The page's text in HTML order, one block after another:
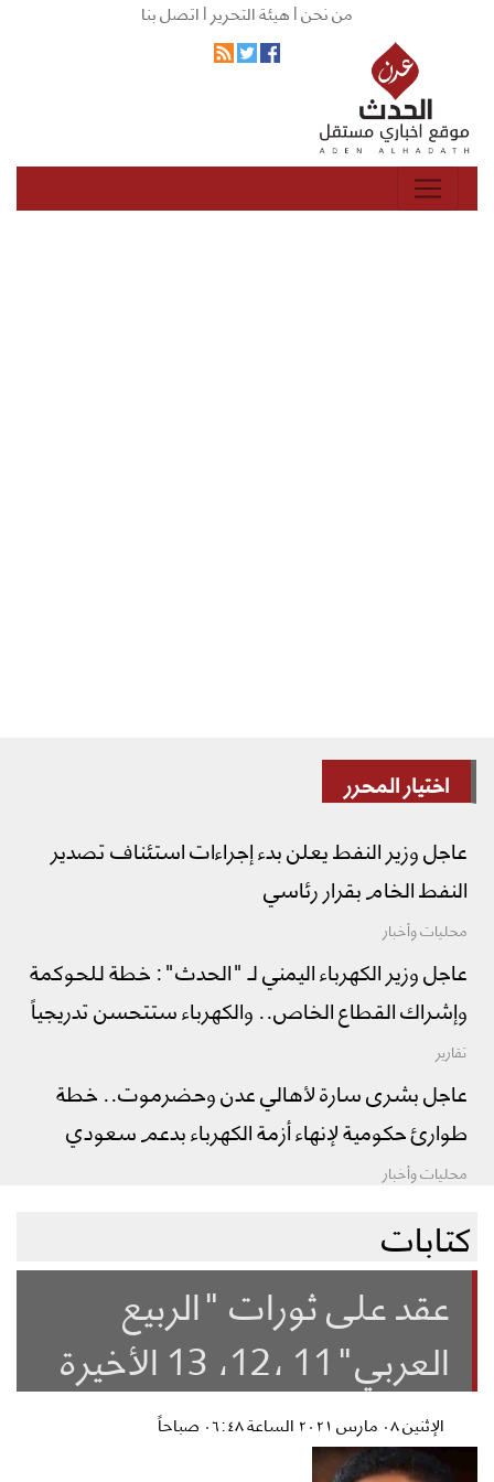
من نحن |هيئة التحرير |اتصل بنا
اختيار المحرر
عاجل وزير النفط يعلن بدء إجراءات استئناف تصدير
النفط الخام بقرار رئاسي
محليات وأخبار
عاجل وزير الكهرباء اليمني لـ "الحدث": خطة للحوكمة
وإشراك القطاع الخاص.. والكهرباء ستتحسن تدريجياً
تقارير
عاجل بشرى سارة لأهالي عدن وحضرموت.. خطة
طوارئ حكومية لإنهاء أزمة الكهرباء بدعم سعودي
محليات وأخبار
كتابات
عقد على ثورات "الربيع
العربي"11 ،12، 13 الأخيرة
الإثنين ٠٨ مارس ٢٠٢١ الساعة ٠٦:٤٨ صباحاً